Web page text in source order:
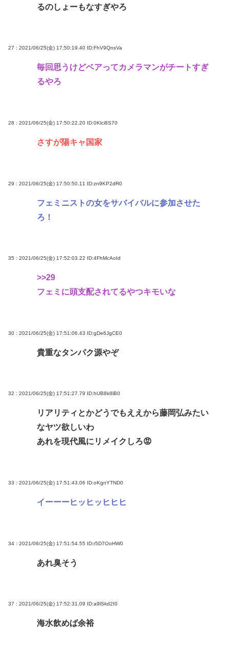
るのしょーもなすぎやろ
27 : 2021/06/25(金) 17:50:19.40 ID:FhV9QnsVa
毎回思うけどベアってカメラマンがチートすぎ
るやろ
28 : 2021/06/25(金) 17:50:22.20 ID:0Klci8S70
さすが陽キャ国家
29 : 2021/06/25(金) 17:50:50.11 ID:zn9KP2dR0
フェミニストの女をサバイバルに参加させた
ろ！
35 : 2021/06/25(金) 17:52:03.22 ID:4FhMcAoId
>>29
フェミに頭支配されてるやつキモいな
30 : 2021/06/25(金) 17:51:06.43 ID:gDe6JgCE0
貴重なタンパク源やぞ
32 : 2021/06/25(金) 17:51:27.79 ID:hUB8k8lB0
リアリティとかどうでもええから藤岡弘みたい
なヤツ欲しいわ
あれを現代風にリメイクしろ😡
33 : 2021/06/25(金) 17:51:43.06 ID:oKgnYTND0
イーーーヒッヒッヒヒヒ
34 : 2021/06/25(金) 17:51:54.55 ID:r5D7OoHW0
あれ臭そう
37 : 2021/06/25(金) 17:52:31.09 ID:a9lSkd2I0
海水飲めば余裕